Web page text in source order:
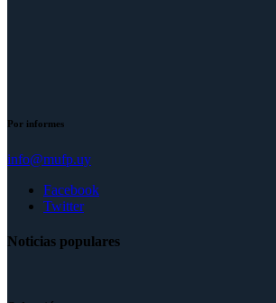
Por informes
info@mufp.uy
Facebook
Twitter
Noticias populares